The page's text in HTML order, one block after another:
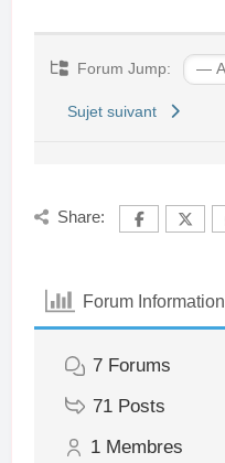
Forum Jump:
Sujet suivant
Share:
Forum Information
7 Forums
71 Posts
1 Membres